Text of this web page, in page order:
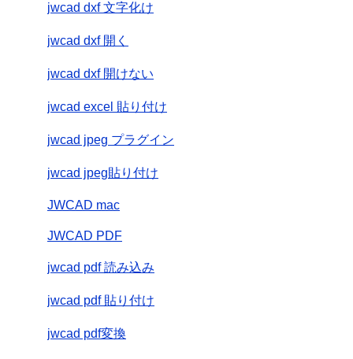
jwcad dxf 文字化け
jwcad dxf 開く
jwcad dxf 開けない
jwcad excel 貼り付け
jwcad jpeg プラグイン
jwcad jpeg貼り付け
JWCAD mac
JWCAD PDF
jwcad pdf 読み込み
jwcad pdf 貼り付け
jwcad pdf変換